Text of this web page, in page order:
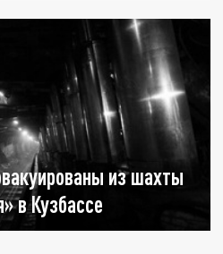
из шахты
в Кузбассе